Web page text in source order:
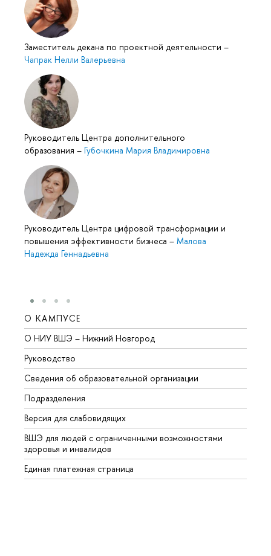
Заместитель декана по проектной деятельности –
Чапрак Нелли Валерьевна
Руководитель Центра дополнительного
образования – Губочкина Мария Владимировна
Руководитель Центра цифровой трансформации и
повышения эффективности бизнеса – Малова
Надежда Геннадьевна
О КАМПУСЕ
О НИУ ВШЭ – Нижний Новгород
Руководство
Сведения об образовательной организации
Подразделения
Версия для слабовидящих
ВШЭ для людей с ограниченными возможностями
здоровья и инвалидов
Единая платежная страница